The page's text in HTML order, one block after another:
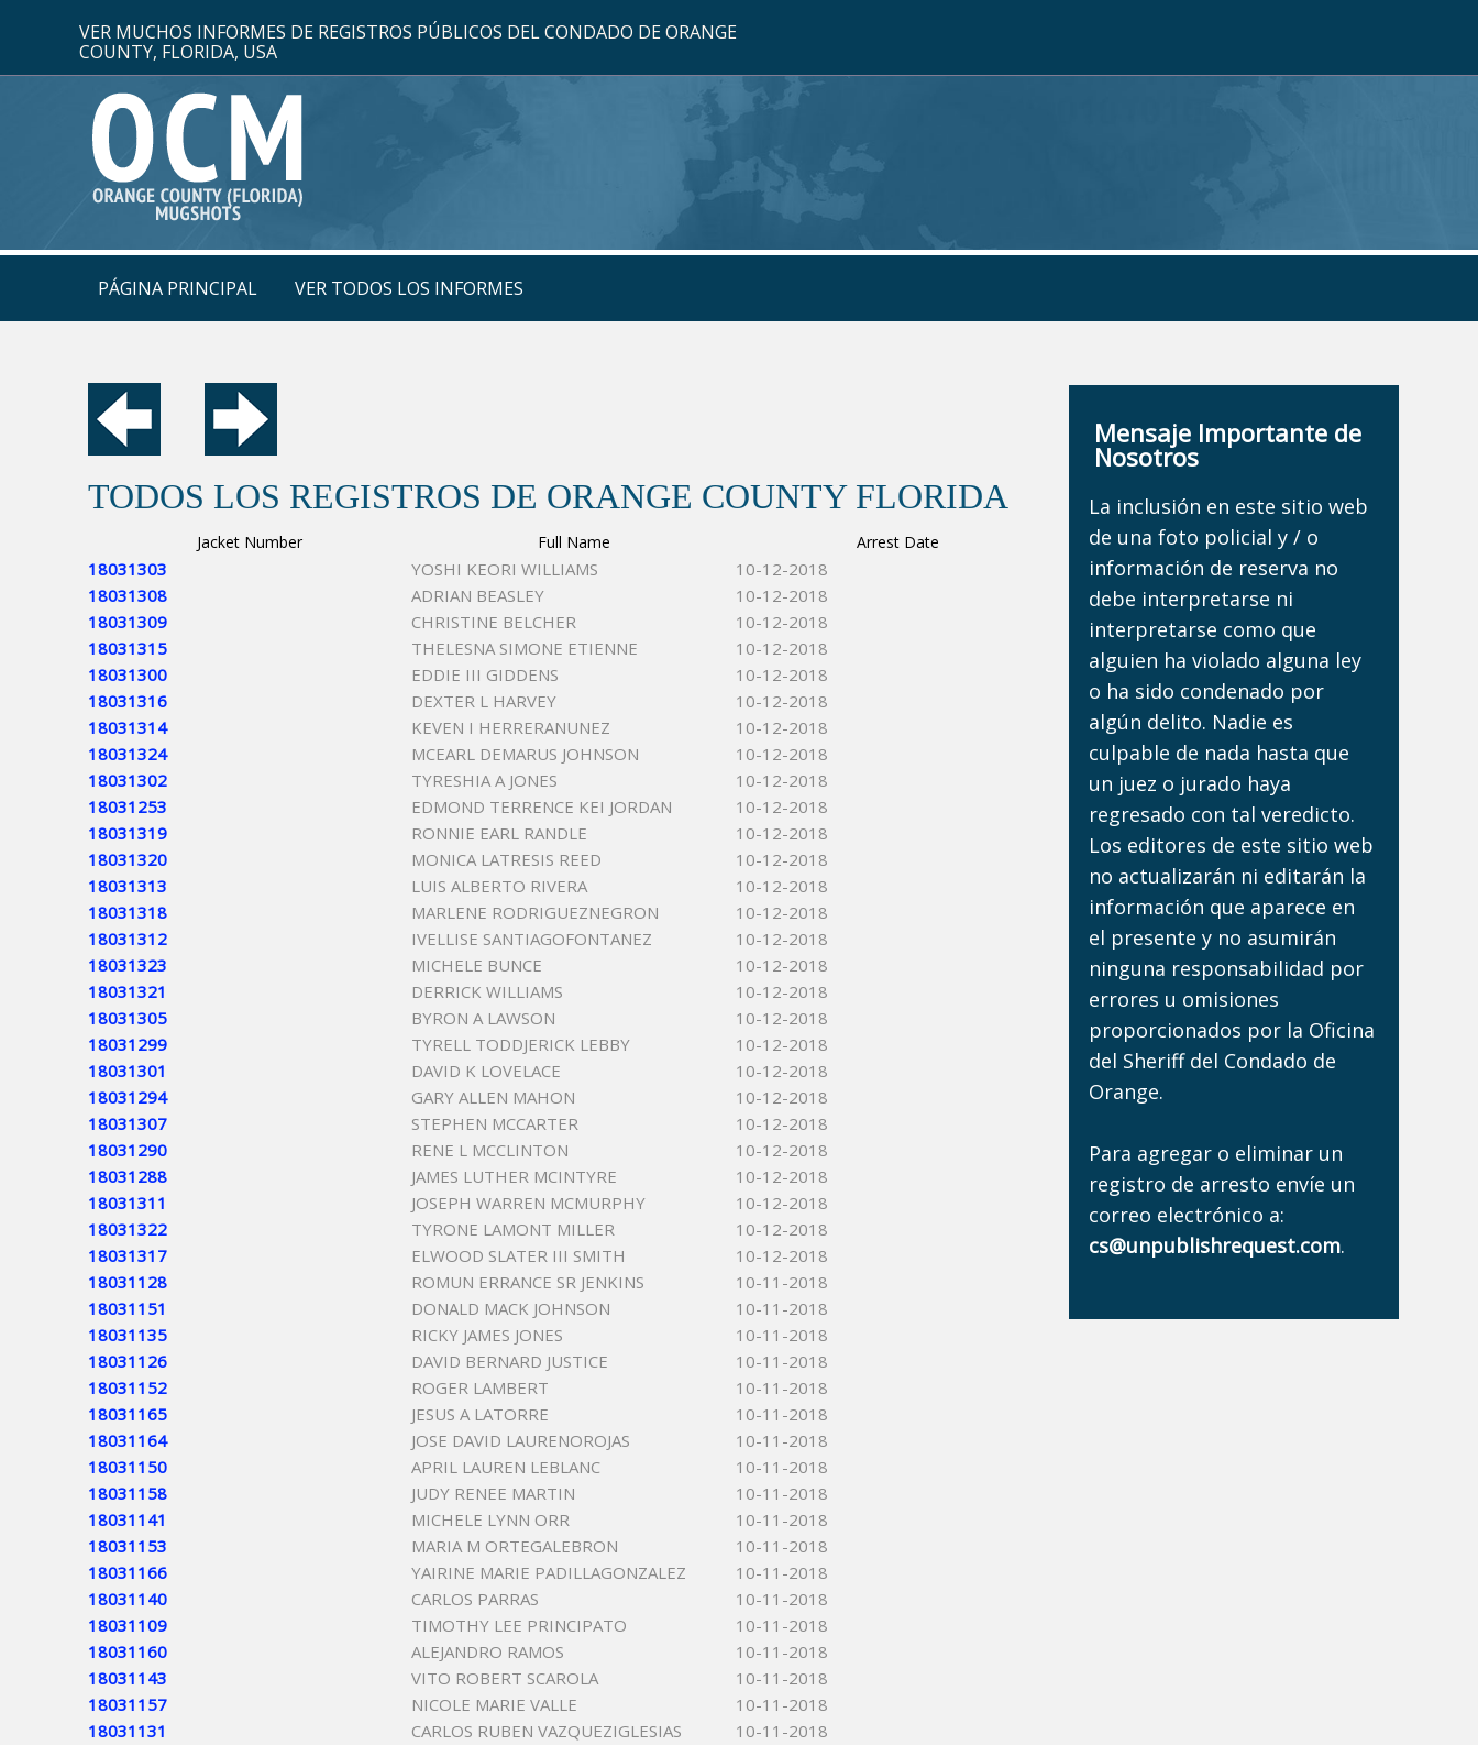
VER MUCHOS INFORMES DE REGISTROS PÚBLICOS DEL CONDADO DE ORANGE
COUNTY, FLORIDA, USA
PÁGINA PRINCIPAL VER TODOS LOS INFORMES
TODOS LOS REGISTROS DE ORANGE COUNTY FLORIDA
Jacket Number Full Name Arrest Date
18031303 YOSHI KEORI WILLIAMS
10-12-2018
18031308
ADRIAN BEASLEY
10-12-2018
18031309
CHRISTINE BELCHER
10-12-2018
18031315
THELESNA SIMONE ETIENNE
10-12-2018
18031300
EDDIE III GIDDENS
10-12-2018
18031316
DEXTER L HARVEY
10-12-2018
18031314
KEVEN I HERRERANUNEZ
10-12-2018
18031324
MCEARL DEMARUS JOHNSON
10-12-2018
18031302
TYRESHIA A JONES
10-12-2018
18031253
EDMOND TERRENCE KEI JORDAN
10-12-2018
18031319
RONNIE EARL RANDLE
10-12-2018
18031320
MONICA LATRESIS REED
10-12-2018
18031313
LUIS ALBERTO RIVERA
10-12-2018
18031318
MARLENE RODRIGUEZNEGRON
10-12-2018
18031312
IVELLISE SANTIAGOFONTANEZ
10-12-2018
18031323
MICHELE BUNCE
10-12-2018
18031321
DERRICK WILLIAMS
10-12-2018
18031305
BYRON A LAWSON
10-12-2018
18031299
TYRELL TODDJERICK LEBBY
10-12-2018
18031301
DAVID K LOVELACE
10-12-2018
18031294
GARY ALLEN MAHON
10-12-2018
18031307
STEPHEN MCCARTER
10-12-2018
18031290
RENE L MCCLINTON
10-12-2018
18031288
JAMES LUTHER MCINTYRE
10-12-2018
18031311
JOSEPH WARREN MCMURPHY
10-12-2018
18031322
TYRONE LAMONT MILLER
10-12-2018
18031317
ELWOOD SLATER III SMITH
10-12-2018
18031128
ROMUN ERRANCE SR JENKINS
10-11-2018
18031151
DONALD MACK JOHNSON
10-11-2018
18031135
RICKY JAMES JONES
10-11-2018
18031126
DAVID BERNARD JUSTICE
10-11-2018
18031152
ROGER LAMBERT
10-11-2018
18031165
JESUS A LATORRE
10-11-2018
18031164
JOSE DAVID LAURENOROJAS
10-11-2018
18031150
APRIL LAUREN LEBLANC
10-11-2018
18031158
JUDY RENEE MARTIN
10-11-2018
18031141
MICHELE LYNN ORR
10-11-2018
18031153
MARIA M ORTEGALEBRON
10-11-2018
18031166
YAIRINE MARIE PADILLAGONZALEZ
10-11-2018
18031140
CARLOS PARRAS
10-11-2018
18031109
TIMOTHY LEE PRINCIPATO
10-11-2018
18031160
ALEJANDRO RAMOS
10-11-2018
18031143
VITO ROBERT SCAROLA
10-11-2018
18031157
NICOLE MARIE VALLE
10-11-2018
18031131
CARLOS RUBEN VAZQUEZIGLESIAS
10-11-2018
Mensaje Importante de
Nosotros
La inclusión en este sitio web
de una foto policial y / o
información de reserva no
debe interpretarse ni
interpretarse como que
alguien ha violado alguna ley
o ha sido condenado por
algún delito. Nadie es
culpable de nada hasta que
un juez o jurado haya
regresado con tal veredicto.
Los editores de este sitio web
no actualizarán ni editarán la
información que aparece en
el presente y no asumirán
ninguna responsabilidad por
errores u omisiones
proporcionados por la Oficina
del Sheriff del Condado de
Orange.
Para agregar o eliminar un
registro de arresto envíe un
correo electrónico a:
cs@unpublishrequest.com.